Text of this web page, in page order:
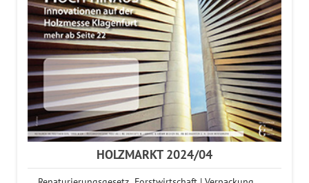
HOLZMARKT 2024/04